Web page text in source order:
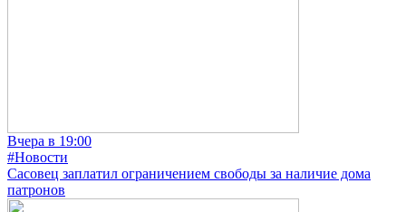
Вчера в 19:00
#Новости
Сасовец заплатил ограничением свободы за наличие дома
патронов